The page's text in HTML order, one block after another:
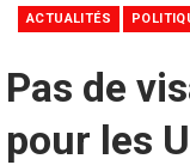
ACTUALITÉS
Pas de
pour les